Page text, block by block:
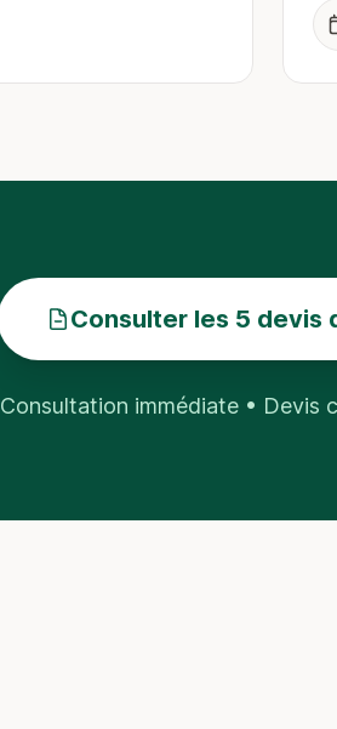
Consulter les 5 devis
Consultation immédiate • Devis